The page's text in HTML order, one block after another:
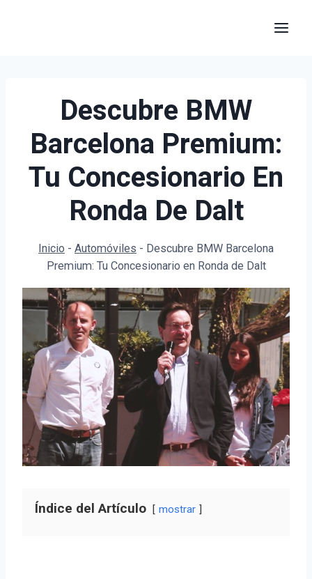
Descubre BMW
Barcelona Premium:
Tu Concesionario En
Ronda De Dalt
Inicio - Automóviles - Descubre BMW Barcelona
Premium: Tu Concesionario en Ronda de Dalt
Índice del Artículo mostrar